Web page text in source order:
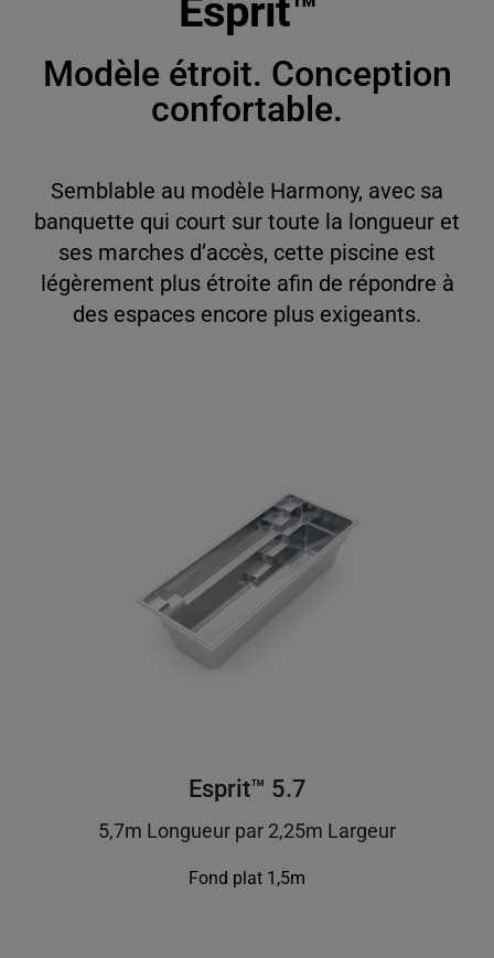
Français
Esprit™
Modèle étroit. Conception
confortable.
Semblable au modèle Harmony, avec sa
banquette qui court sur toute la longueur et
ses marches d’accès, cette piscine est
légèrement plus étroite afin de répondre à
des espaces encore plus exigeants.
Esprit™ 5.7
5,7m Longueur par 2,25m Largeur
Fond plat 1,5m